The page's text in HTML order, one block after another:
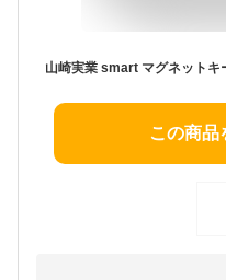
この商品